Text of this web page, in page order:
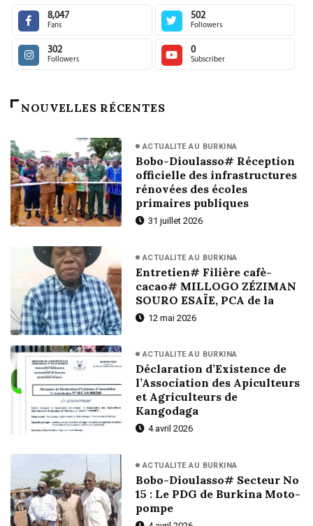
8,047
Fans
502
Followers
302
Followers
0
Subscriber
NOUVELLES RÉCENTES
ACTUALITE AU BURKINA
Bobo-Dioulasso# Réception
officielle des infrastructures
rénovées des écoles
primaires publiques
31 juillet 2026
ACTUALITE AU BURKINA
Entretien# Filière cafè-
cacao# MILLOGO ZÉZIMAN
SOURO ESAÏE, PCA de la
12 mai 2026
ACTUALITE AU BURKINA
Déclaration d’Existence de
l’Association des Apiculteurs
et Agriculteurs de
Kangodaga
4 avril 2026
ACTUALITE AU BURKINA
Bobo-Dioulasso# Secteur No
15 : Le PDG de Burkina Moto-
pompe